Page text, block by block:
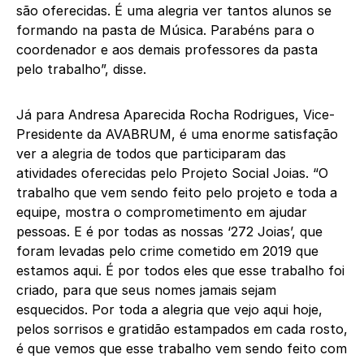
são oferecidas. É uma alegria ver tantos alunos se
formando na pasta de Música. Parabéns para o
coordenador e aos demais professores da pasta
pelo trabalho”, disse.
Já para Andresa Aparecida Rocha Rodrigues, Vice-
Presidente da AVABRUM, é uma enorme satisfação
ver a alegria de todos que participaram das
atividades oferecidas pelo Projeto Social Joias. “O
trabalho que vem sendo feito pelo projeto e toda a
equipe, mostra o comprometimento em ajudar
pessoas. E é por todas as nossas ‘272 Joias’, que
foram levadas pelo crime cometido em 2019 que
estamos aqui. É por todos eles que esse trabalho foi
criado, para que seus nomes jamais sejam
esquecidos. Por toda a alegria que vejo aqui hoje,
pelos sorrisos e gratidão estampados em cada rosto,
é que vemos que esse trabalho vem sendo feito com